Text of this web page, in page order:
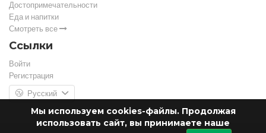
Мы используем cookies-файлы. Продолжая
использовать сайт, вы принимаете наше
Достопримечательности
Еда и напитки
Смотреть все
Ссылки
Войти
Регистрация
Русский